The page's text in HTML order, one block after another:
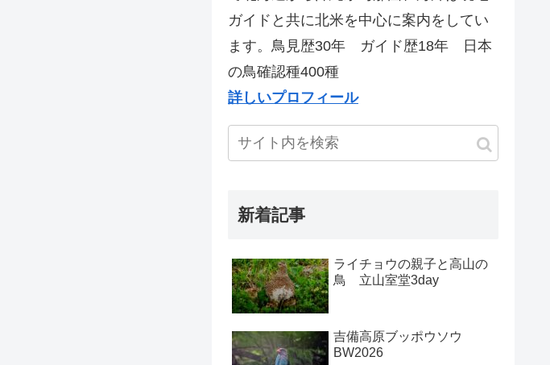
ガイドと共に北米を中心に案内をしてい
ます。鳥見歴30年 ガイド歴18年 日本
の鳥確認種400種
詳しいプロフィール
新着記事
ライチョウの親子と高山の
鳥 立山室堂3day
吉備高原ブッポウソウ
BW2026